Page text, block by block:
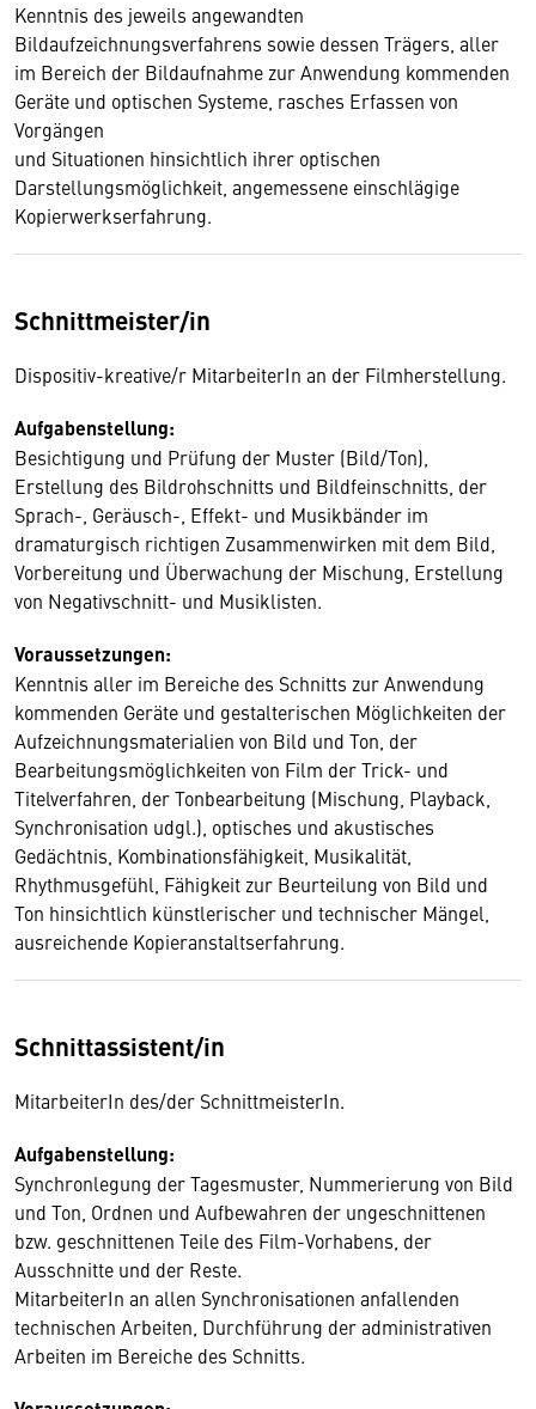
Kenntnis des jeweils angewandten
Bildaufzeichnungsverfahrens sowie dessen Trägers, aller
im Bereich der Bildaufnahme zur Anwendung kommenden
Geräte und optischen Systeme, rasches Erfassen von
Vorgängen
und Situationen hinsichtlich ihrer optischen
Darstellungsmöglichkeit, angemessene einschlägige
Kopierwerkserfahrung.
Schnittmeister/in
Dispositiv-kreative/r MitarbeiterIn an der Filmherstellung.
Aufgabenstellung:
Besichtigung und Prüfung der Muster (Bild/Ton),
Erstellung des Bildrohschnitts und Bildfeinschnitts, der
Sprach-, Geräusch-, Effekt- und Musikbänder im
dramaturgisch richtigen Zusammenwirken mit dem Bild,
Vorbereitung und Überwachung der Mischung, Erstellung
von Negativschnitt- und Musiklisten.
Voraussetzungen:
Kenntnis aller im Bereiche des Schnitts zur Anwendung
kommenden Geräte und gestalterischen Möglichkeiten der
Aufzeichnungsmaterialien von Bild und Ton, der
Bearbeitungsmöglichkeiten von Film der Trick- und
Titelverfahren, der Tonbearbeitung (Mischung, Playback,
Synchronisation udgl.), optisches und akustisches
Gedächtnis, Kombinationsfähigkeit, Musikalität,
Rhythmusgefühl, Fähigkeit zur Beurteilung von Bild und
Ton hinsichtlich künstlerischer und technischer Mängel,
ausreichende Kopieranstaltserfahrung.
Schnittassistent/in
MitarbeiterIn des/der SchnittmeisterIn.
Aufgabenstellung:
Synchronlegung der Tagesmuster, Nummerierung von Bild
und Ton, Ordnen und Aufbewahren der ungeschnittenen
bzw. geschnittenen Teile des Film-Vorhabens, der
Ausschnitte und der Reste.
MitarbeiterIn an allen Synchronisationen anfallenden
technischen Arbeiten, Durchführung der administrativen
Arbeiten im Bereiche des Schnitts.